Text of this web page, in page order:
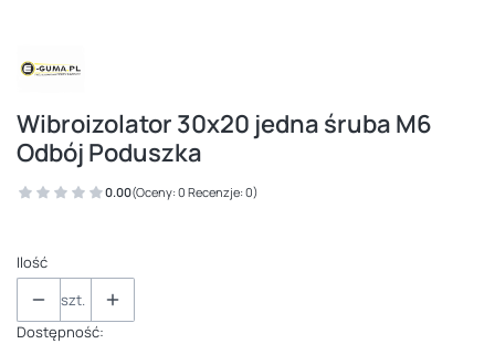
Wibroizolator 30x20 jedna śruba M6
Odbój Poduszka
0.00(Oceny: 0 Recenzje: 0)
Ilość
szt.
Dostępność: